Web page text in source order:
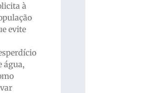
à
evite
água,